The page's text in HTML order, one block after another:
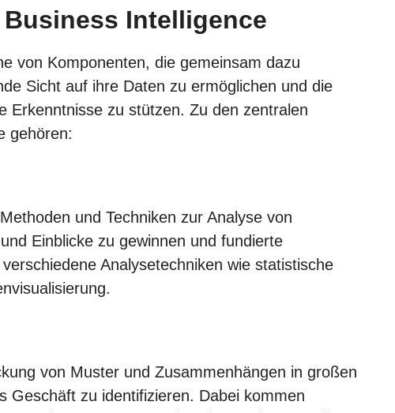
Intelligence
von Komponenten, die gemeinsam dazu
Sicht auf ihre Daten zu ermöglichen und die
Erkenntnisse zu stützen. Zu den zentralen
gehören:
und Techniken zur Analyse von
Einblicke zu gewinnen und fundierte
Analysetechniken wie statistische
von Muster und Zusammenhängen in großen
Geschäft zu identifizieren. Dabei kommen